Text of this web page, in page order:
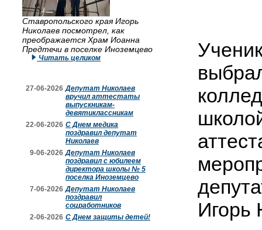
Ставропольского края Игорь
Николаев посмотрел, как
преображается Храм Иоанна
Предтечи в поселке Иноземцево
Читать целиком
27-06-2026 Депутат Николаев
вручил аттестаты
выпускникам-
девятиклассникам
22-06-2026 С Днем медика
поздравил депутат
Николаев
9-06-2026 Депутат Николаев
поздравил с юбилеем
директора школы № 5
поселка Иноземцево
7-06-2026 Депутат Николаев
поздравил
соцработников
2-06-2026 С Днем защиты детей!
Игорь